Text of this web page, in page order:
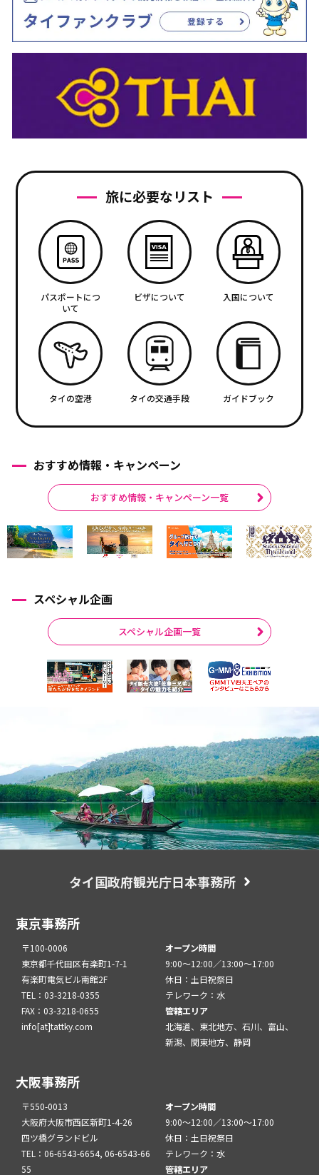
旅に必要なリスト
パスポートにつ
いて
ビザについて 入国について
タイの空港 タイの交通手段 ガイドブック
おすすめ情報・キャンペーン
おすすめ情報・キャンペーン一覧
スペシャル企画
スペシャル企画一覧
タイ国政府観光庁日本事務所
東京事務所
〒100-0006
東京都千代田区有楽町1-7-1
有楽町電気ビル南館2F
TEL：03-3218-0355
FAX：03-3218-0655
info[at]tattky.com
オープン時間
9:00～12:00／13:00～17:00
休日：土日祝祭日
テレワーク：水
管轄エリア
北海道、東北地方、石川、富山、
新潟、関東地方、静岡
大阪事務所
〒550-0013
大阪府大阪市西区新町1-4-26
四ツ橋グランドビル
TEL：06-6543-6654, 06-6543-66
55
オープン時間
9:00～12:00／13:00～17:00
休日：土日祝祭日
テレワーク：水
管轄エリア